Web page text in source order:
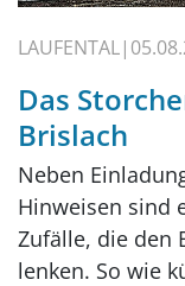
LAUFENTAL
Das
Brislach
Neben
Hinweisen sind
Zufälle, die den
lenken. So wie